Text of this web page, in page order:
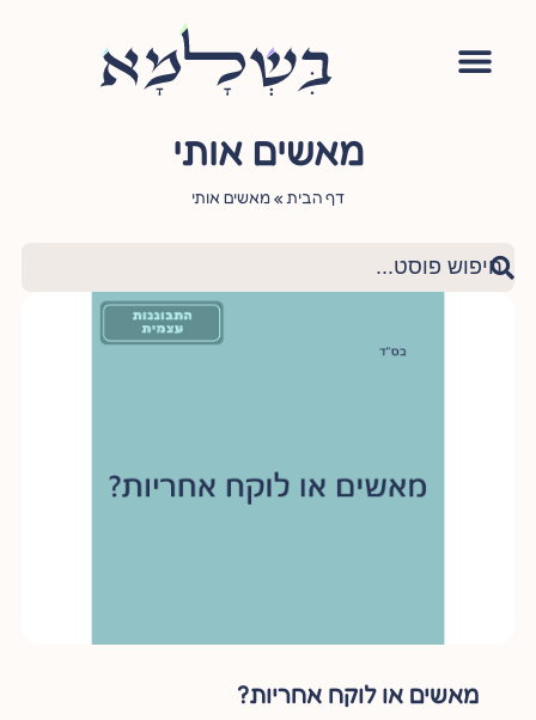
מאשים אותי
דף הבית »מאשים אותי
מאשים או לוקח אחריות?